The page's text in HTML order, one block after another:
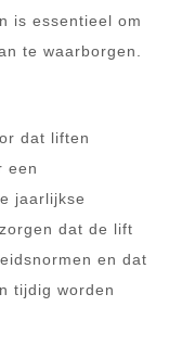
is essentieel om
te waarborgen.
dat liften
een
jaarlijkse
dat de lift
en dat
tijdig worden